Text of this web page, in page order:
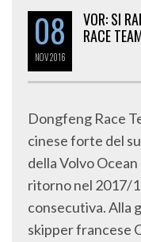
08
NOV2016
VOR: SI
RACE
Dongfeng Race
cinese forte del
della Volvo
ritorno nel 2017/
consecutiva. Alla
skipper francese